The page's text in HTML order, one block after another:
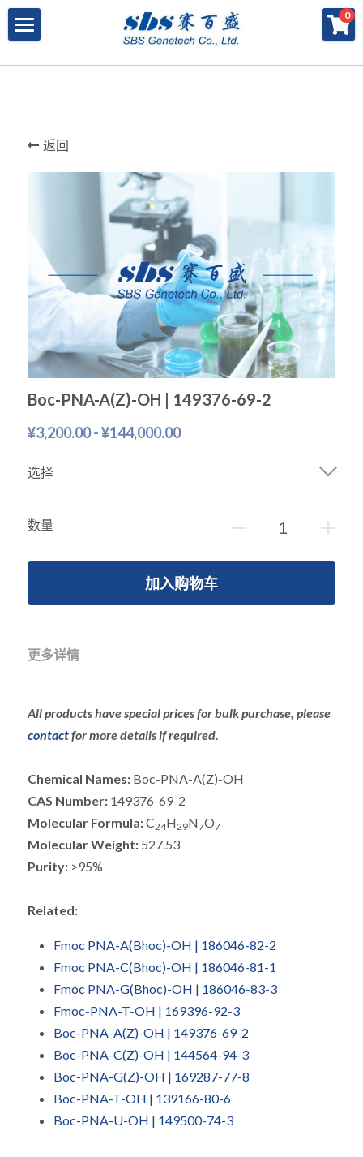
0
寡核苷酸合成
DNA分子量标准
RNA相关
生化试剂
PCR相关
核酸纯化
基因操作
Morpholino
Phosphoramidites
DNA Free酶
RPA
LAMP
CRISPR基因编辑
CRISPR Gene Knockout Kit
Arrayed CRISPR gRNA Libraries
全基因组CRIPSR文库
CRISPR通路文库
快速检测试纸系统
CRISPRclean®
CRISPRclean®技术
CRISPRclean Single Cell
CRISPRclean RNA Prep
RNA Depletion Panel (Liver)
合成生物
合成生物解决方案
共创佳绩 - 期刊
共创佳绩 - 机构
法律声明
联系我们
行业报告
生命科技
搜索
简体中文
简体中文
English
返回
Boc-PNA-A(Z)-OH | 149376-69-2
¥3,200.00 - ¥144,000.00
选择
数量
加入购物车
更多详情
contact for more details if required.
Chemical Names: Boc-PNA-A(Z)-OH
CAS Number: 149376-69-2
Molecular Formula: C24H29N7O7
Molecular Weight: 527.53
Purity: >95%
Related:
Fmoc PNA-A(Bhoc)-OH | 186046-82-2
Fmoc PNA-C(Bhoc)-OH | 186046-81-1
Fmoc PNA-G(Bhoc)-OH | 186046-83-3
Fmoc-PNA-T-OH | 169396-92-3
Boc-PNA-A(Z)-OH | 149376-69-2
Boc-PNA-C(Z)-OH | 144564-94-3
Boc-PNA-G(Z)-OH | 169287-77-8
Boc-PNA-T-OH | 139166-80-6
Boc-PNA-U-OH | 149500-74-3
×
商品分类
Cell-Free蛋白表达
DNA-Free酶
PNA单体
CRISPR基因编辑
恒温扩增
实验耗材
核酸纯化
RNA相关
×
博客分类
DNA-Free酶